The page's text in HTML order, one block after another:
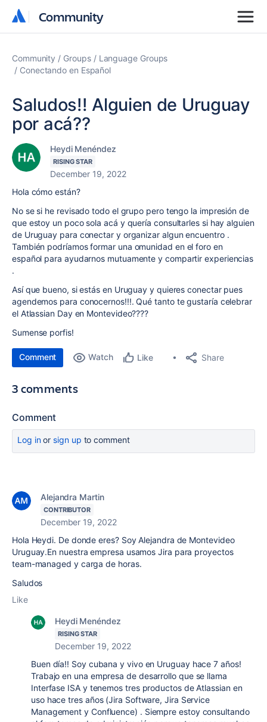
Community
Community
Community Groups
Language Groups
Conectando en Español
Saludos!! Alguien de Uruguay
por acá??
Heydi Menéndez
RISING STAR
December 19, 2022
Hola cómo están?
No se si he revisado todo el grupo pero tengo la impresión de
que estoy un poco sola acá y quería consultarles si hay alguien
de Uruguay para conectar y organizar algun encuentro .
También podríamos formar una omunidad en el foro en
español para ayudarnos mutuamente y compartir experiencias
.
Así que bueno, si estás en Uruguay y quieres conectar pues
agendemos para conocernos!!!. Qué tanto te gustaría celebrar
el Atlassian Day en Montevideo????
Sumense porfis!
Comment Watch Like Share
3 comments
Comment
Log inor sign up to comment
Alejandra Martin
CONTRIBUTOR
December 19, 2022
Hola Heydi. De donde eres? Soy Alejandra de Montevideo
Uruguay.En nuestra empresa usamos Jira para proyectos
team-managed y carga de horas.
Saludos
Like
Heydi Menéndez
RISING STAR
December 19, 2022
Buen día!! Soy cubana y vivo en Uruguay hace 7 años!
Trabajo en una empresa de desarrollo que se llama
Interfase ISA y tenemos tres productos de Atlassian en
uso hace tres años (Jira Software, Jira Service
Management y Confluence) . Siempre estoy consultando